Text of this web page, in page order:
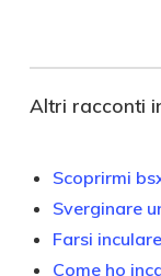
Altri racconti
Scoprirmi
Sverginare
Farsi
Come ho